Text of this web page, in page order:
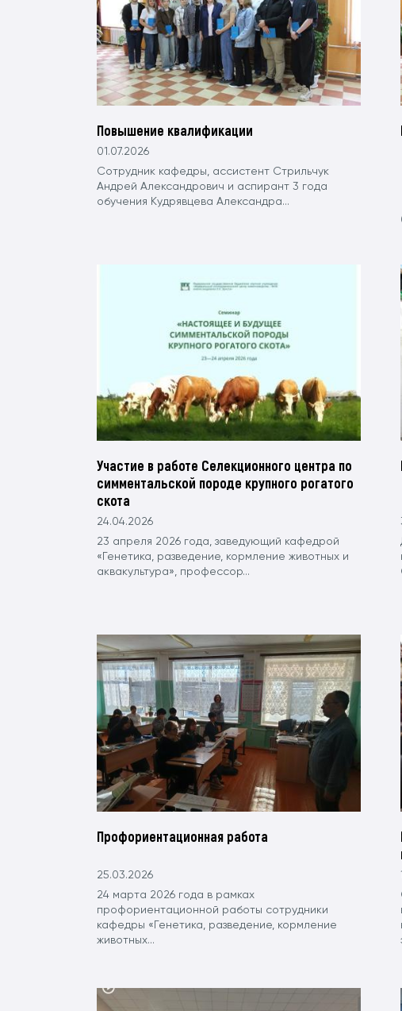
Повышение квалификации
01.07.2026
Сотрудник кафедры, ассистент Стрильчук
Андрей Александрович и аспирант 3 года
обучения Кудрявцева Александра...
Участие в работе Селекционного центра по
симментальской породе крупного рогатого
скота
24.04.2026
23 апреля 2026 года, заведующий кафедрой
«Генетика, разведение, кормление животных и
аквакультура», профессор...
Профориентационная работа
25.03.2026
24 марта 2026 года в рамках
профориентационной работы сотрудники
кафедры «Генетика, разведение, кормление
животных...